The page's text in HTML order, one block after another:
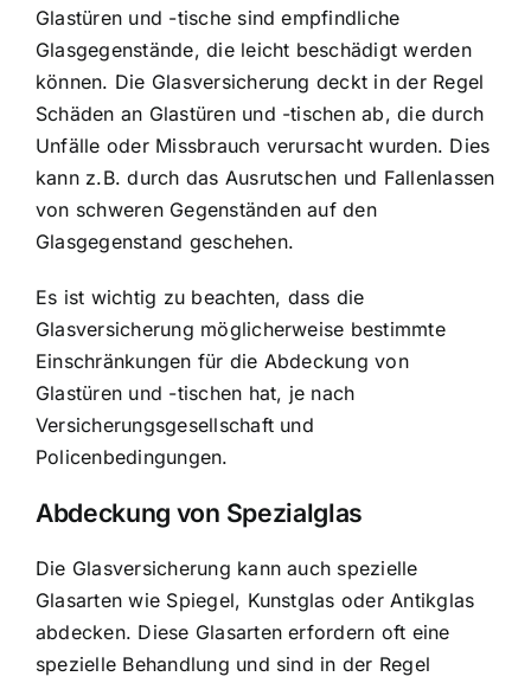
Glastüren und -tische sind empfindliche
Glasgegenstände, die leicht beschädigt werden
können. Die Glasversicherung deckt in der Regel
Schäden an Glastüren und -tischen ab, die durch
Unfälle oder Missbrauch verursacht wurden. Dies
kann z.B. durch das Ausrutschen und Fallenlassen
von schweren Gegenständen auf den
Glasgegenstand geschehen.
Es ist wichtig zu beachten, dass die
Glasversicherung möglicherweise bestimmte
Einschränkungen für die Abdeckung von
Glastüren und -tischen hat, je nach
Versicherungsgesellschaft und
Policenbedingungen.
Abdeckung von Spezialglas
Die Glasversicherung kann auch spezielle
Glasarten wie Spiegel, Kunstglas oder Antikglas
abdecken. Diese Glasarten erfordern oft eine
spezielle Behandlung und sind in der Regel